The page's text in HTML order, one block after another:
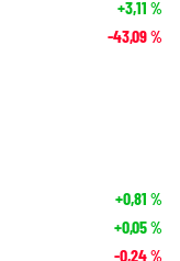
+3,11 %
-43,09%
+0,81 %
+0,05%
-0,24%